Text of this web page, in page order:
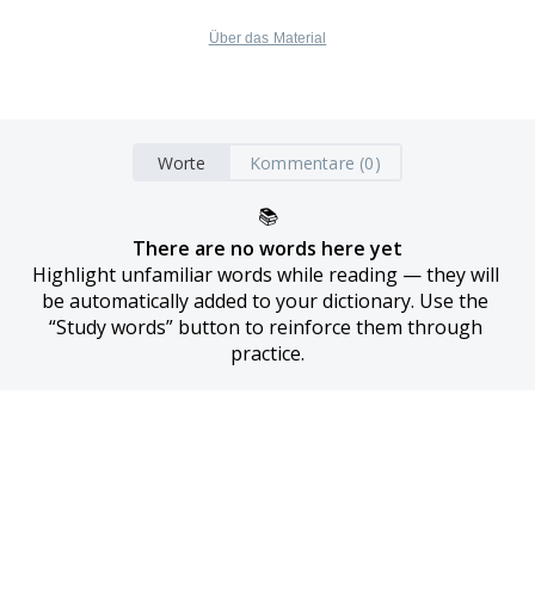
Über das Material
Worte Kommentare (0)
📚
There are no words here yet
Highlight unfamiliar words while reading — they will
be automatically added to your dictionary. Use the
“Study words” button to reinforce them through
practice.